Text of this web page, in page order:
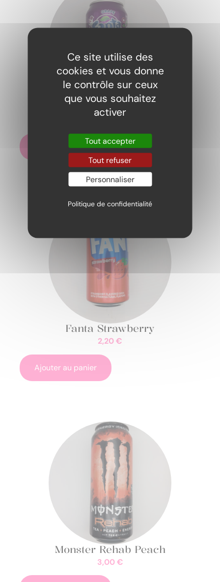
Fanta Grape
Ajouter au panier
Fanta Strawberry
2,20€
Ajouter au panier
Monster Rehab Peach
3,00€
Ce site utilise des
cookies et vous donne
le contrôle sur ceux
que vous souhaitez
activer
Tout accepter
Tout refuser
Personnaliser
Politique de confidentialité